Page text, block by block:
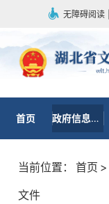
无障碍阅读
首页 政府信息公开
当前位置： 首页 >
文件